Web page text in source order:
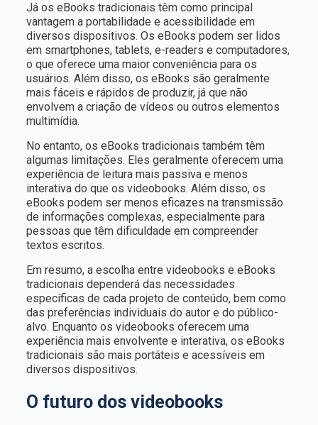
Já os eBooks tradicionais têm como principal
vantagem a portabilidade e acessibilidade em
diversos dispositivos. Os eBooks podem ser lidos
em smartphones, tablets, e-readers e computadores,
o que oferece uma maior conveniência para os
usuários. Além disso, os eBooks são geralmente
mais fáceis e rápidos de produzir, já que não
envolvem a criação de vídeos ou outros elementos
multimídia.
No entanto, os eBooks tradicionais também têm
algumas limitações. Eles geralmente oferecem uma
experiência de leitura mais passiva e menos
interativa do que os videobooks. Além disso, os
eBooks podem ser menos eficazes na transmissão
de informações complexas, especialmente para
pessoas que têm dificuldade em compreender
textos escritos.
Em resumo, a escolha entre videobooks e eBooks
tradicionais dependerá das necessidades
específicas de cada projeto de conteúdo, bem como
das preferências individuais do autor e do público-
alvo. Enquanto os videobooks oferecem uma
experiência mais envolvente e interativa, os eBooks
tradicionais são mais portáteis e acessíveis em
diversos dispositivos.
O futuro dos videobooks